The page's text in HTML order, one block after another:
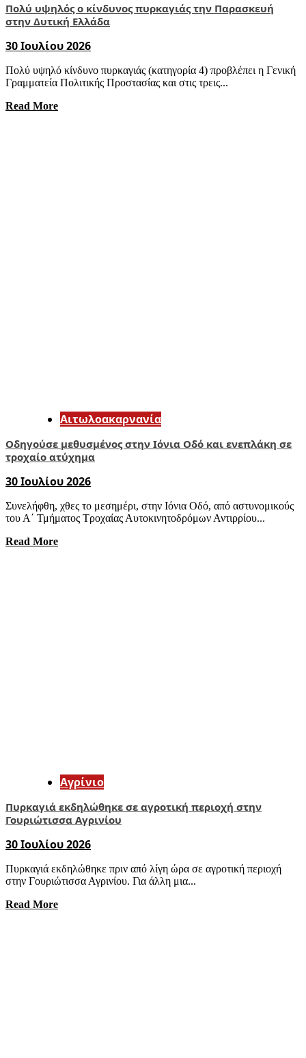
Πολύ υψηλός ο κίνδυνος πυρκαγιάς την Παρασκευή
στην Δυτική Ελλάδα
30 Ιουλίου 2026
Πολύ υψηλό κίνδυνο πυρκαγιάς (κατηγορία 4) προβλέπει η Γενική
Γραμματεία Πολιτικής Προστασίας και στις τρεις...
Read More
Αιτωλοακαρνανία
Οδηγούσε μεθυσμένος στην Ιόνια Οδό και ενεπλάκη σε
τροχαίο ατύχημα
30 Ιουλίου 2026
Συνελήφθη, χθες το μεσημέρι, στην Ιόνια Οδό, από αστυνομικούς
του Α΄ Τμήματος Τροχαίας Αυτοκινητοδρόμων Αντιρρίου...
Read More
Aγρίνιο
Πυρκαγιά εκδηλώθηκε σε αγροτική περιοχή στην
Γουριώτισσα Αγρινίου
30 Ιουλίου 2026
Πυρκαγιά εκδηλώθηκε πριν από λίγη ώρα σε αγροτική περιοχή
στην Γουριώτισσα Αγρινίου. Για άλλη μια...
Read More